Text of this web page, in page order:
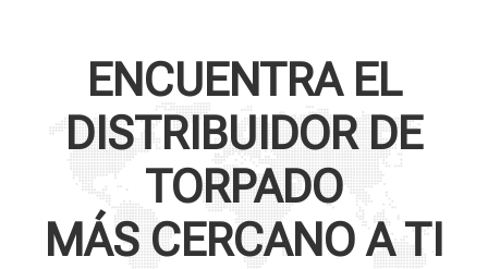
ENCUENTRA EL
DISTRIBUIDOR DE
TORPADO
MÁS CERCANO A TI